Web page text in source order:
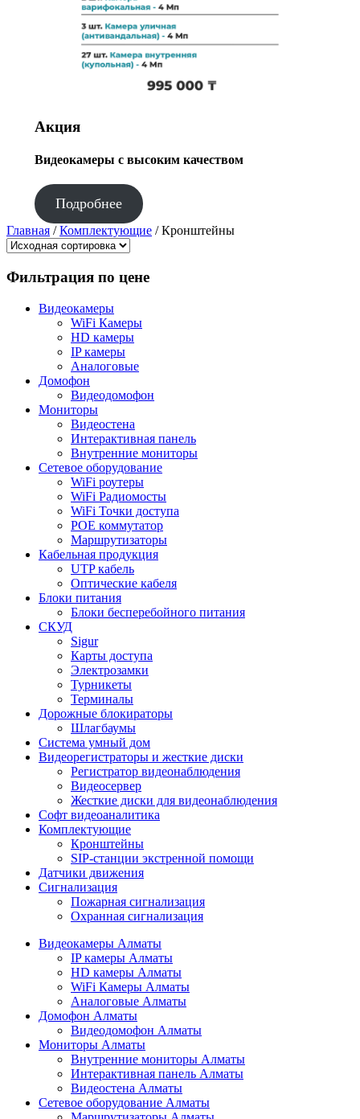
Акция
Видеокамеры с высоким качеством
Подробнее
Главная /Комплектующие / Кронштейны
Фильтрация по цене
Видеокамеры
WiFi Камеры
HD камеры
IP камеры
Аналоговые
Домофон
Видеодомофон
Мониторы
Видеостена
Интерактивная панель
Внутренние мониторы
Сетевое оборудование
WiFi роутеры
WiFi Радиомосты
WiFi Точки доступа
POE коммутатор
Маршрутизаторы
Кабельная продукция
UTP кабель
Оптические кабеля
Блоки питания
Блоки бесперебойного питания
СКУД
Sigur
Карты доступа
Электрозамки
Турникеты
Терминалы
Дорожные блокираторы
Шлагбаумы
Cистема умный дом
Видеорегистраторы и жесткие диски
Регистратор видеонаблюдения
Видеосервер
Жесткие диски для видеонаблюдения
Софт видеоаналитика
Комплектующие
Кронштейны
SIP-станции экстренной помощи
Датчики движения
Сигнализация
Пожарная сигнализация
Охранная сигнализация
Видеокамеры Алматы
IP камеры Алматы
HD камеры Алматы
WiFi Камеры Алматы
Аналоговые Алматы
Домофон Алматы
Видеодомофон Алматы
Мониторы Алматы
Внутренние мониторы Алматы
Интерактивная панель Алматы
Видеостена Алматы
Сетевое оборудование Алматы